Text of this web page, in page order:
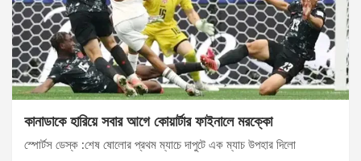
কানাডাকে হারিয়ে সবার আগে কোয়ার্টার ফাইনালে মরক্কো
স্পোর্টস ডেস্ক :শেষ ষোলোর প্রথম ম্যাচে দাপুটে এক ম্যাচ উপহার দিলো